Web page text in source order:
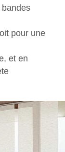
pour une
et en